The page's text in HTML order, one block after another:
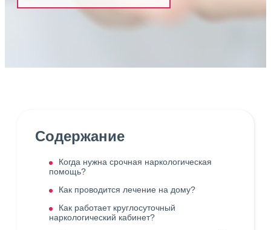
Содержание
Когда нужна срочная наркологическая
помощь?
Как проводится лечение на дому?
Как работает круглосуточный
наркологический кабинет?